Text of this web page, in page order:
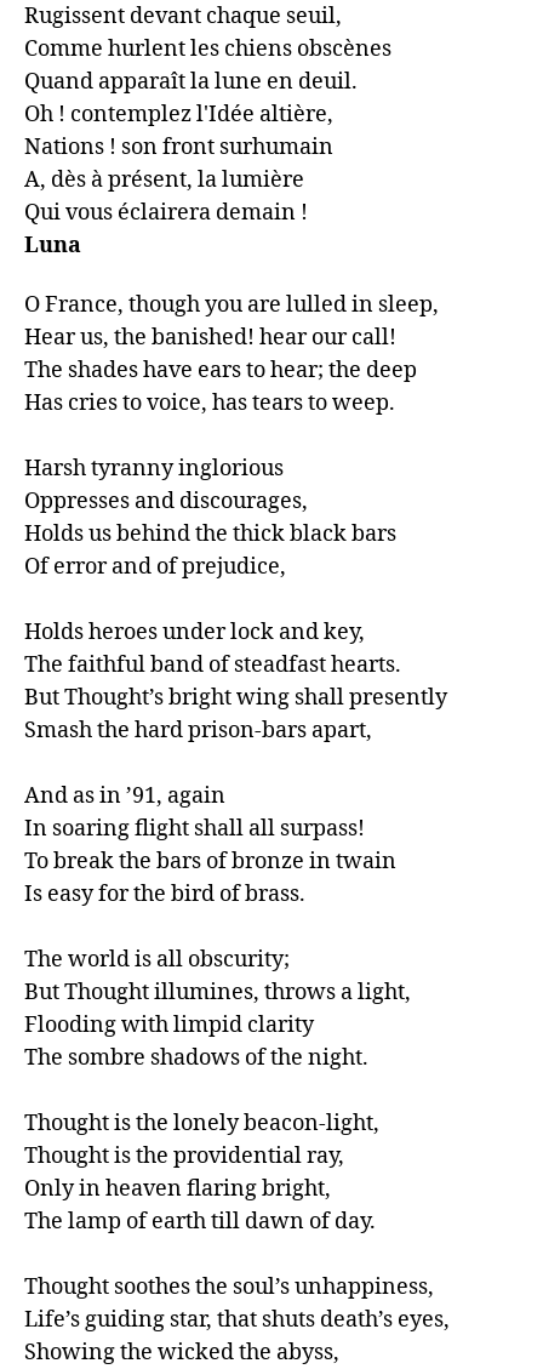
Rugissent devant chaque seuil,
Comme hurlent les chiens obscènes
Quand apparaît la lune en deuil.
Oh ! contemplez l'Idée altière,
Nations ! son front surhumain
A, dès à présent, la lumière
Qui vous éclairera demain !
Luna
O France, though you are lulled in sleep,
Hear us, the banished! hear our call!
The shades have ears to hear; the deep
Has cries to voice, has tears to weep.
Harsh tyranny inglorious
Oppresses and discourages,
Holds us behind the thick black bars
Of error and of prejudice,
Holds heroes under lock and key,
The faithful band of steadfast hearts.
But Thought’s bright wing shall presently
Smash the hard prison-bars apart,
And as in ’91, again
In soaring flight shall all surpass!
To break the bars of bronze in twain
Is easy for the bird of brass.
The world is all obscurity;
But Thought illumines, throws a light,
Flooding with limpid clarity
The sombre shadows of the night.
Thought is the lonely beacon-light,
Thought is the providential ray,
Only in heaven flaring bright,
The lamp of earth till dawn of day.
Thought soothes the soul’s unhappiness,
Life’s guiding star, that shuts death’s eyes,
Showing the wicked the abyss,